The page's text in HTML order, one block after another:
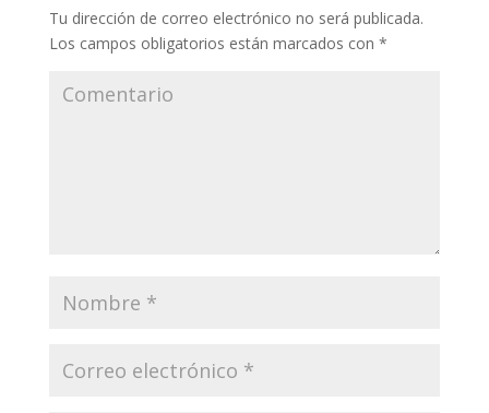
Tu dirección de correo electrónico no será publicada.
Los campos obligatorios están marcados con *